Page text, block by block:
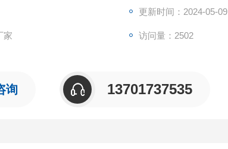
炉法分析微量碳色谱仪 更新时间：2024-05-09
家 访问量：2502
询 13701737535